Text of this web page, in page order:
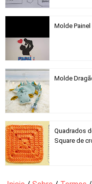
Molde
Molde
Quadrados
Square de